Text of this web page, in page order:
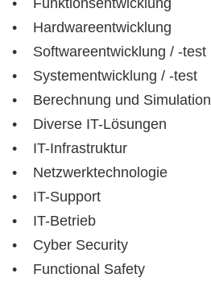
• Hardwareentwicklung
• Softwareentwicklung / -test
• Systementwicklung / -test
• Berechnung und Simulation
• Diverse IT-Lösungen
• IT-Infrastruktur
• Netzwerktechnologie
• IT-Support
• IT-Betrieb
• Cyber Security
• Functional Safety